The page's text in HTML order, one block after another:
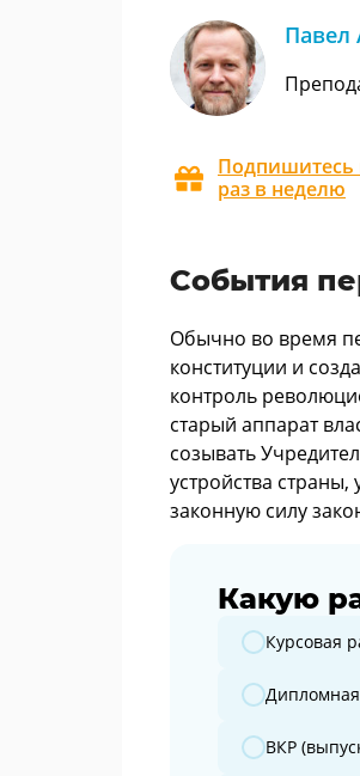
Павел
Подпишитесь
раз в неделю
События
Обычно во время
конституции и
контроль
старый аппарат
созывать
устройства
законную силу
Какую
Какую работу
Курсовая
ВКР